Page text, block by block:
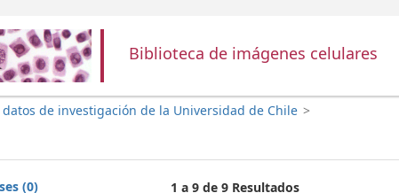
Biblioteca de imágenes celulares
de investigación de la Universidad de Chile >
(0)
1 a 9 de 9 Resultados